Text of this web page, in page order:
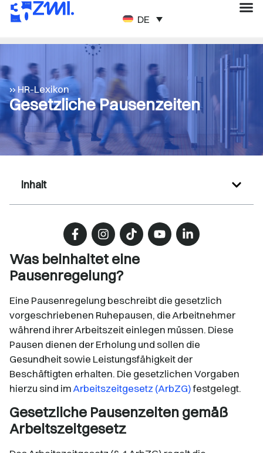
DEUTSCH
» HR-Lexikon
Gesetzliche Pausenzeiten
Inhalt
Was beinhaltet eine
Pausenregelung?
Eine Pausenregelung beschreibt die gesetzlich
vorgeschriebenen Ruhepausen, die Arbeitnehmer
während ihrer Arbeitszeit einlegen müssen. Diese
Pausen dienen der Erholung und sollen die
Gesundheit sowie Leistungsfähigkeit der
Beschäftigten erhalten. Die gesetzlichen Vorgaben
hierzu sind imArbeitszeitgesetz (ArbZG)festgelegt.
Gesetzliche Pausenzeiten gemäß
Arbeitszeitgesetz